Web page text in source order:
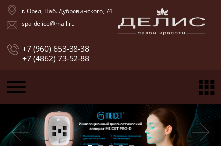
г. Орел, Наб. Дубровинского, 74
spa-delice@mail.ru
+7 (960) 653-38-38
+7 (4862) 73-52-88